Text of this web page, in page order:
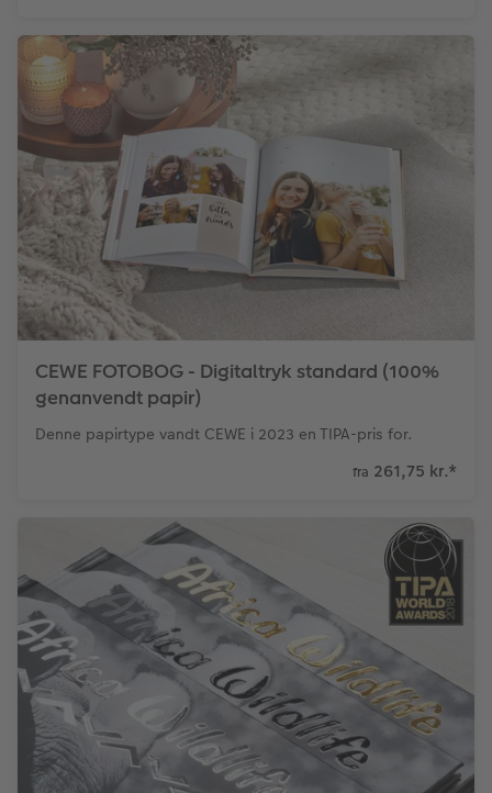
CEWE FOTOBOG - Digitaltryk standard (100%
genanvendt papir)
Denne papirtype vandt CEWE i 2023 en TIPA-pris for.
fra 261,75 kr.*